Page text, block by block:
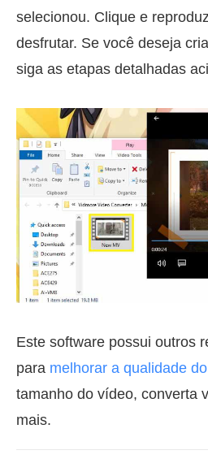
selecionou. Clique e
desfrutar. Se você deseja
siga as etapas detalhadas
Este software possui outros
para melhorar a qualidade
tamanho do vídeo, converta
mais.